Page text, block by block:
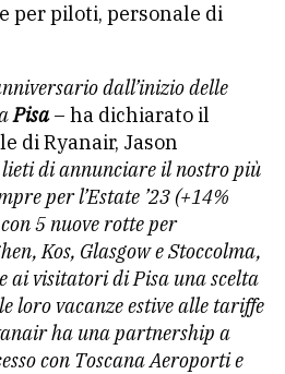
per piloti, personale di
dall’inizio delle
Pisa – ha dichiarato il
di Ryanair, Jason
di annunciare il nostro più
per l’Estate ’23 (+14%
5 nuove rotte per
Kos, Glasgow e Stoccolma,
ai visitatori di Pisa una scelta
loro vacanze estive alle tariffe
ha una partnership a
con Toscana Aeroporti e